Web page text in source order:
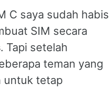
C saya sudah habis
SIM secara
. Tapi setelah
teman yang
untuk tetap